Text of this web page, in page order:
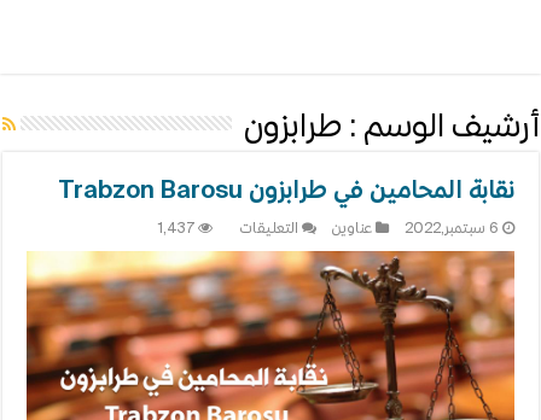
أرشيف الوسم : طرابزون
نقابة المحامين في طرابزون Trabzon Barosu
6 سبتمبر,2022 عناوين التعليقات
المحامين
طرابزون
Trabzon
Barosu
مغلقة
1,437